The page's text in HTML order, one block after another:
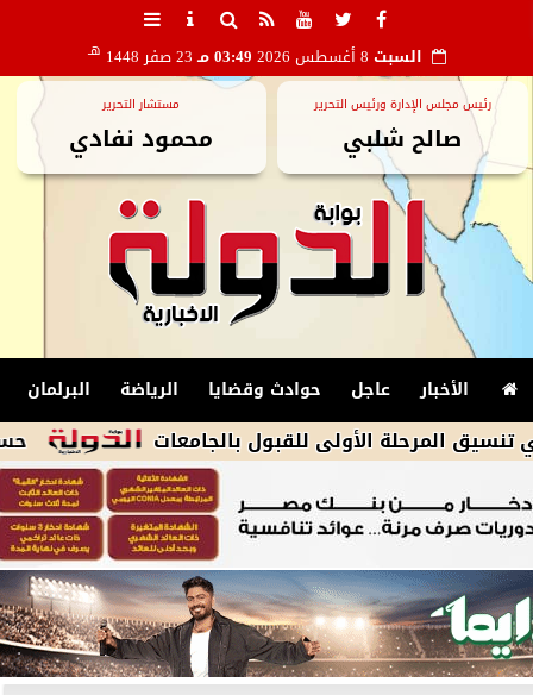
السبت 03:49 مـ 23 صفر 1448 هـ
رئيس مجلس الإدارة ورئيس التحرير
صالح شلبي
مستشار التحرير
محمود نفادي
الأخبار عاجل حوادث وقضايا الرياضة البرلمان
حسام المندوه